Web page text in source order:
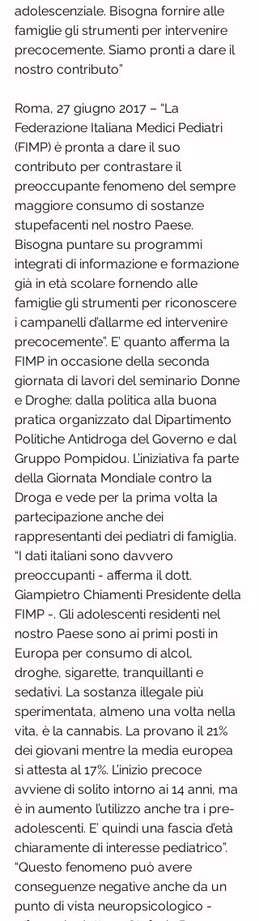
adolescenziale. Bisogna fornire alle
famiglie gli strumenti per intervenire
precocemente. Siamo pronti a dare il
nostro contributo”
Roma, 27 giugno 2017 – “La
Federazione Italiana Medici Pediatri
(FIMP) è pronta a dare il suo
contributo per contrastare il
preoccupante fenomeno del sempre
maggiore consumo di sostanze
stupefacenti nel nostro Paese.
Bisogna puntare su programmi
integrati di informazione e formazione
già in età scolare fornendo alle
famiglie gli strumenti per riconoscere
i campanelli d’allarme ed intervenire
precocemente”. E’ quanto afferma la
FIMP in occasione della seconda
giornata di lavori del seminario Donne
e Droghe: dalla politica alla buona
pratica organizzato dal Dipartimento
Politiche Antidroga del Governo e dal
Gruppo Pompidou. L’iniziativa fa parte
della Giornata Mondiale contro la
Droga e vede per la prima volta la
partecipazione anche dei
rappresentanti dei pediatri di famiglia.
“I dati italiani sono davvero
preoccupanti - afferma il dott.
Giampietro Chiamenti Presidente della
FIMP -. Gli adolescenti residenti nel
nostro Paese sono ai primi posti in
Europa per consumo di alcol,
droghe, sigarette, tranquillanti e
sedativi. La sostanza illegale più
sperimentata, almeno una volta nella
vita, è la cannabis. La provano il 21%
dei giovani mentre la media europea
si attesta al 17%. L’inizio precoce
avviene di solito intorno ai 14 anni, ma
è in aumento l’utilizzo anche tra i pre-
adolescenti. E’ quindi una fascia d’età
chiaramente di interesse pediatrico”.
“Questo fenomeno può avere
conseguenze negative anche da un
punto di vista neuropsicologico -